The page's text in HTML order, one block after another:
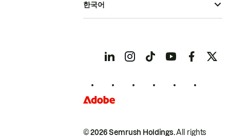
© 2026 Semrush Holdings.All rights
한국어